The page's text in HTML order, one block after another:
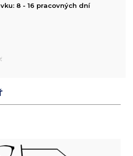
8 - 16 pracovných dní